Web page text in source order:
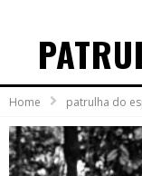
Home patrulha do